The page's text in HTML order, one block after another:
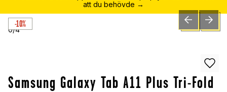
att du behövde →
-10%
0/4 PREVIOUSNEXT
Samsung Galaxy Tab A11 Plus Tri-Fold